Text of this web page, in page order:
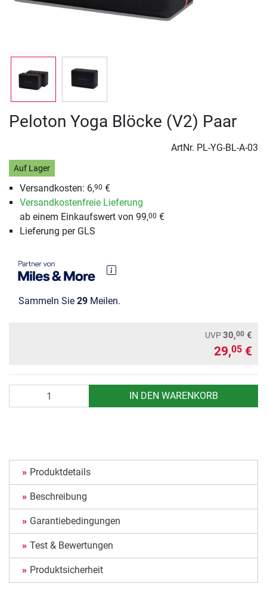
Peloton Yoga Blöcke (V2) Paar
ArtNr. PL-YG-BL-A-03
Auf Lager
Versandkosten: 6,90 €
Versandkostenfreie Lieferung
ab einem Einkaufswert von 99,00 €
Lieferung per GLS
Sammeln Sie 29 Meilen.
UVP30,00 €
29,05 €
IN DEN WARENKORB
Produktdetails
Beschreibung
Garantiebedingungen
Test & Bewertungen
Produktsicherheit